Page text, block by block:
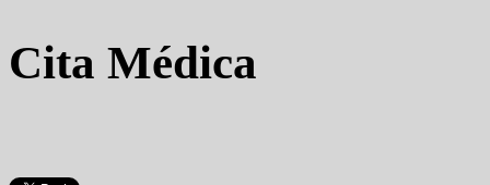
Cita Médica